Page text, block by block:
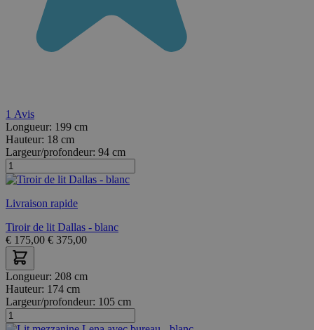
1 Avis
Longueur: 199 cm
Hauteur: 18 cm
Largeur/profondeur: 94 cm
Livraison rapide
Tiroir de lit Dallas - blanc
€ 175,00 € 375,00
Longueur: 208 cm
Hauteur: 174 cm
Largeur/profondeur: 105 cm